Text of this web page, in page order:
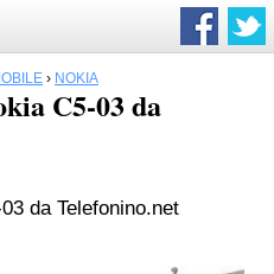
› NOKIA
C5-03 da
da Telefonino.net